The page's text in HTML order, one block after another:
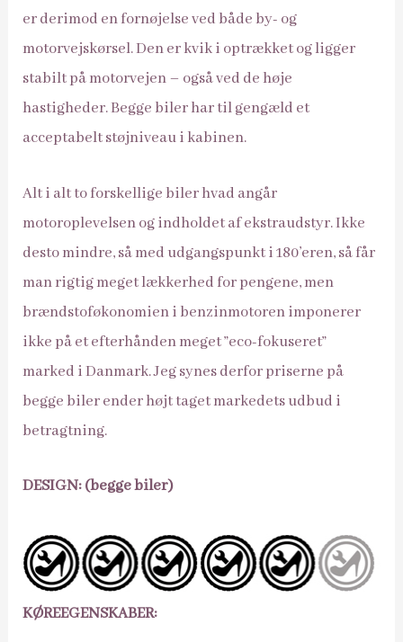
er derimod en fornøjelse ved både by- og
motorvejskørsel. Den er kvik i optrækket og ligger
stabilt på motorvejen – også ved de høje
hastigheder. Begge biler har til gengæld et
acceptabelt støjniveau i kabinen.
Alt i alt to forskellige biler hvad angår
motoroplevelsen og indholdet af ekstraudstyr. Ikke
desto mindre, så med udgangspunkt i 180’eren, så får
man rigtig meget lækkerhed for pengene, men
brændstoføkonomien i benzinmotoren imponerer
ikke på et efterhånden meget ”eco-fokuseret”
marked i Danmark. Jeg synes derfor priserne på
begge biler ender højt taget markedets udbud i
betragtning.
DESIGN: (begge biler)
KØREEGENSKABER: